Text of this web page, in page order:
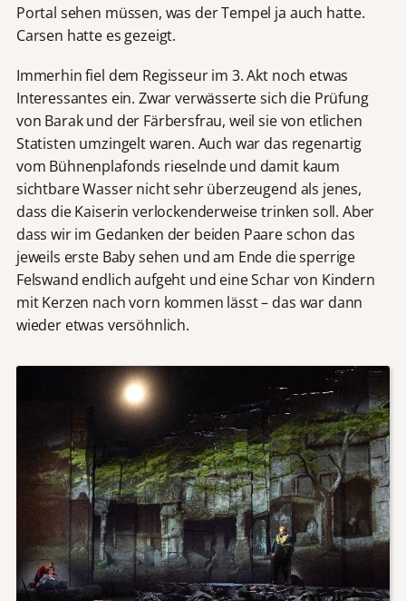
Portal sehen müssen, was der Tempel ja auch hatte.
Carsen hatte es gezeigt.
Immerhin fiel dem Regisseur im 3. Akt noch etwas
Interessantes ein. Zwar verwässerte sich die Prüfung
von Barak und der Färbersfrau, weil sie von etlichen
Statisten umzingelt waren. Auch war das regenartig
vom Bühnenplafonds rieselnde und damit kaum
sichtbare Wasser nicht sehr überzeugend als jenes,
dass die Kaiserin verlockenderweise trinken soll. Aber
dass wir im Gedanken der beiden Paare schon das
jeweils erste Baby sehen und am Ende die sperrige
Felswand endlich aufgeht und eine Schar von Kindern
mit Kerzen nach vorn kommen lässt – das war dann
wieder etwas versöhnlich.